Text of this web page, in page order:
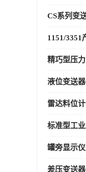
CS系列变
1151/3351
精巧型压
液位变送器
雷达料位计
标准型工
罐旁显示仪
差压变送器